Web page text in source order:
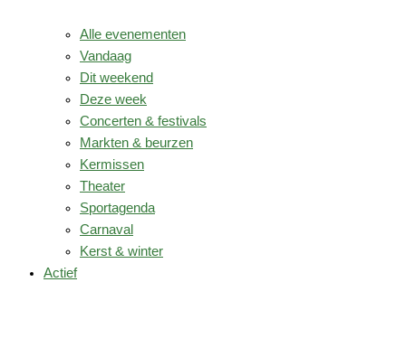
Alle evenementen
Vandaag
Dit weekend
Deze week
Concerten & festivals
Markten & beurzen
Kermissen
Theater
Sportagenda
Carnaval
Kerst & winter
Actief